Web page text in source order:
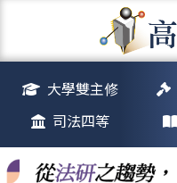
大學雙主修
司法四等